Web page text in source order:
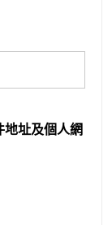
址及個人網